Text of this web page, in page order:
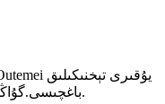
باغچىسى.گۇاڭدۇڭ ئۆلكىسى دۇڭگۇەن شەھىرى.